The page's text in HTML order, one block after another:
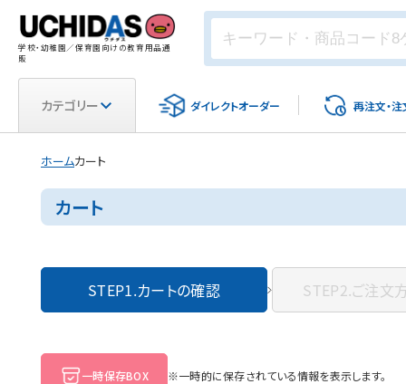
学校・幼稚園／保育園向けの教育用品通
販
カテゴリー ダイレクトオーダー 再注文・注
ホームカート
カート
STEP1.カートの確認 STEP2.ご注文
一時保存BOX ※一時的に保存されている情報を表示します。